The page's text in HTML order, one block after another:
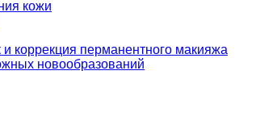
кожи
и коррекция перманентного макияжа
новообразований